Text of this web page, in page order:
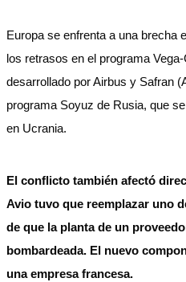
Europa se enfrenta a una brecha
los retrasos en el programa
desarrollado por Airbus y Safran
programa Soyuz de Rusia, que
en Ucrania.
El conflicto también afectó
Avio tuvo que reemplazar uno
de que la planta de un
bombardeada. El nuevo
una empresa francesa.